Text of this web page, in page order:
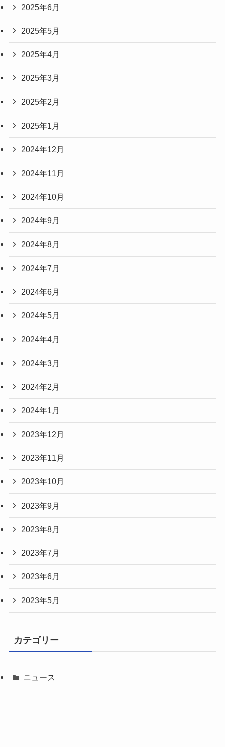
2025年6月
2025年5月
2025年4月
2025年3月
2025年2月
2025年1月
2024年12月
2024年11月
2024年10月
2024年9月
2024年8月
2024年7月
2024年6月
2024年5月
2024年4月
2024年3月
2024年2月
2024年1月
2023年12月
2023年11月
2023年10月
2023年9月
2023年8月
2023年7月
2023年6月
2023年5月
カテゴリー
ニュース